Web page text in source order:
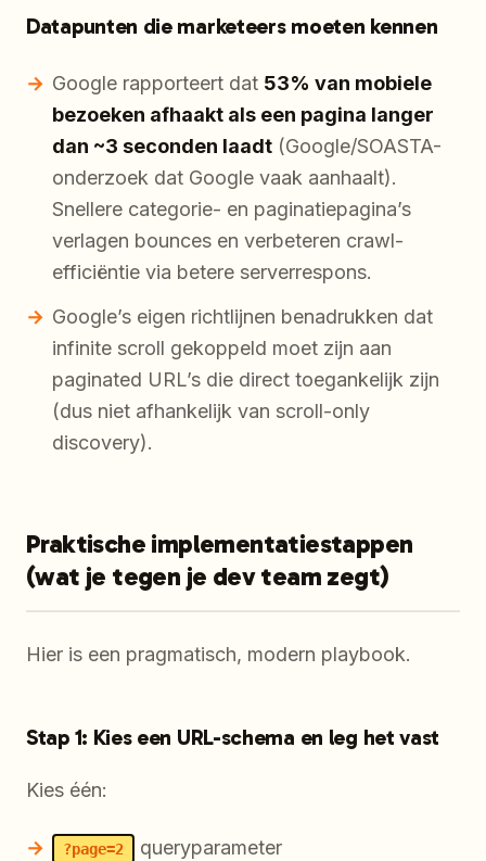
Datapunten die marketeers moeten kennen
Google rapporteert dat 53% van mobiele
bezoeken afhaakt als een pagina langer
dan ~3 seconden laadt (Google/SOASTA-
onderzoek dat Google vaak aanhaalt).
Snellere categorie- en paginatiepagina’s
verlagen bounces en verbeteren crawl-
efficiëntie via betere serverrespons.
Google’s eigen richtlijnen benadrukken dat
infinite scroll gekoppeld moet zijn aan
paginated URL’s die direct toegankelijk zijn
(dus niet afhankelijk van scroll-only
discovery).
Praktische implementatiestappen
(wat je tegen je dev team zegt)
Hier is een pragmatisch, modern playbook.
Stap 1: Kies een URL-schema en leg het vast
Kies één:
?page=2 queryparameter